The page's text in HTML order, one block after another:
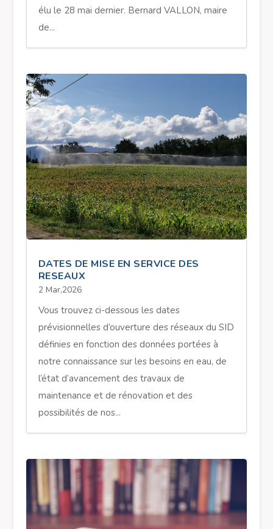
élu le 28 mai dernier. Bernard VALLON, maire
de...
DATES DE MISE EN SERVICE DES
RESEAUX
2 Mar,2026
Vous trouvez ci-dessous les dates
prévisionnelles d’ouverture des réseaux du SID
définies en fonction des données portées à
notre connaissance sur les besoins en eau, de
l’état d’avancement des travaux de
maintenance et de rénovation et des
possibilités de nos...